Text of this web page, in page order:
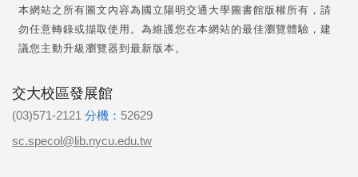
本網站之所有圖文內容為國立陽明交通大學圖書館版權所有，請
勿任意轉錄或擷取使用。為維護您在本網站的最佳瀏覽體驗，建
議您主動升級瀏覽器到最新版本。
交大校區發展館
(03)571-2121 分機： 52629
sc.specol@lib.nycu.edu.tw